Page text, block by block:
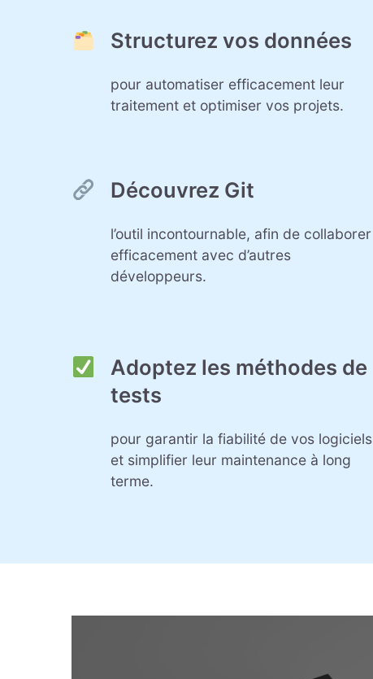
Structurez vos données
pour automatiser efficacement leur
traitement et optimiser vos projets.
Découvrez Git
l’outil incontournable, afin de collaborer
efficacement avec d’autres
développeurs.
Adoptez les méthodes de
tests
pour garantir la fiabilité de vos logiciels
et simplifier leur maintenance à long
terme.